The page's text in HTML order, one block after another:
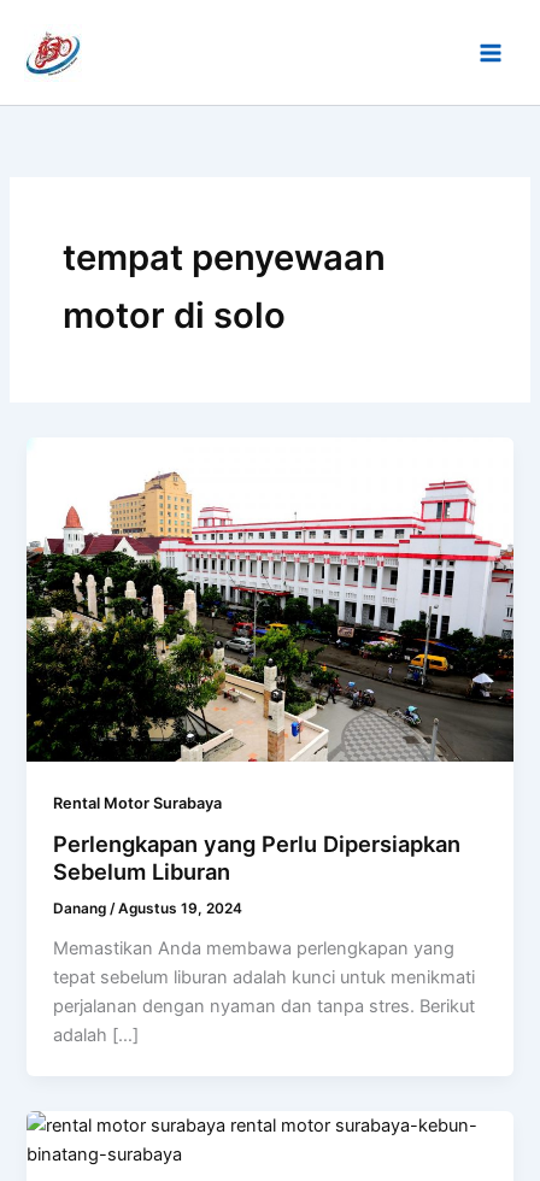
konten
tempat penyewaan
motor di solo
Rental Motor Surabaya
Perlengkapan yang Perlu Dipersiapkan
Sebelum Liburan
Danang/Agustus 19, 2024
Memastikan Anda membawa perlengkapan yang
tepat sebelum liburan adalah kunci untuk menikmati
perjalanan dengan nyaman dan tanpa stres. Berikut
adalah […]